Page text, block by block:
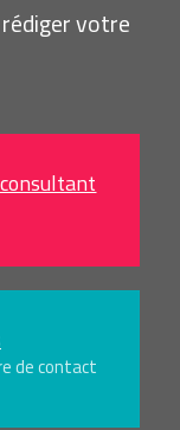
votre
de contact